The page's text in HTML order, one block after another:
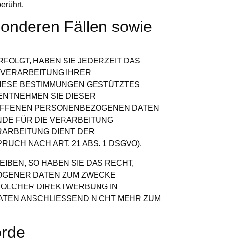
Fällen sowie
HABEN SIE JEDERZEIT DAS
IHRER
BESTIMMUNGEN GESTÜTZTES
SIE DIESER
PERSONENBEZOGENEN DATEN
FÜR DIE VERARBEITUNG
DIENT DER
NACH ART. 21 ABS. 1 DSGVO).
SO HABEN SIE DAS RECHT,
DATEN ZUM ZWECKE
DIREKTWERBUNG IN
ANSCHLIESSEND NICHT MEHR ZUM